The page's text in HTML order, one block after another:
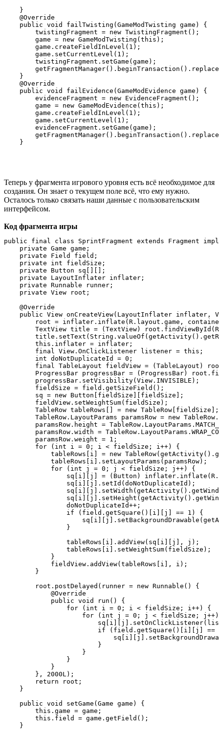
    }
    @Override
    public void failTwisting(GameModTwisting game) {
        twistingFragment = new TwistingFragment();
        game = new GameModTwisting(this);
        game.createFieldInLevel(1);
        game.setCurrentLevel(1);
        twistingFragment.setGame(game);
    }
    @Override
    public void failEvidence(GameModEvidence game) {
        evidenceFragment = new EvidenceFragment();
        game = new GameModEvidence(this);
        game.createFieldInLevel(1);
        game.setCurrentLevel(1);
        evidenceFragment.setGame(game);
Теперь у фрагмента игрового уровня есть всё необходимое для
создания. Он знает о текущем поле всё, что ему нужно.
Осталось только связать наши данные с пользовательским
интерфейсом.
Код фрагмента игры
public final class SprintFragment extends Fragment
    private Game game;
    private Field field;
    private int fieldSize;
    private Button sq[][];
    private LayoutInflater inflater;
    private Runnable runner;
    private View root;
    @Override
public View onCreateView(LayoutInflater inflater,
root = inflater.inflate(R.layout.game,
TextView title = (TextView)
        this.inflater = inflater;
        final View.OnClickListener listener = this;
        int doNotDuplicateId = 0;
final TableLayout fieldView = (TableLayout)
ProgressBar progressBar = (ProgressBar)
        progressBar.setVisibility(View.INVISIBLE);
        fieldSize = field.getSizeField();
        sq = new Button[fieldSize][fieldSize];
        fieldView.setWeightSum(fieldSize);
        TableRow tableRows[] = new TableRow[fieldSize];
TableRow.LayoutParams paramsRow = new
paramsRow.height =
paramsRow.width =
        paramsRow.weight = 1;
        for (int i = 0; i < fieldSize; i++) {
tableRows[i] = new
            tableRows[i].setLayoutParams(paramsRow);
            for (int j = 0; j < fieldSize; j++) {
sq[i][j] = (Button)
                sq[i][j].setId(doNotDuplicateId);
                doNotDuplicateId++;
                if (field.getSquare()[i][j] == 1) {
                }
                tableRows[i].addView(sq[i][j], j);
                tableRows[i].setWeightSum(fieldSize);
            }
            fieldView.addView(tableRows[i], i);
        }
        root.postDelayed(runner = new Runnable() {
            @Override
            public void run() {
                for (int i = 0; i < fieldSize; i++) {
for (int j = 0; j < fieldSize;
if (field.getSquare()[i][j] ==
                        }
                    }
                }
            }
        }, 2000L);
        return root;
    }
    public void setGame(Game game) {
        this.game = game;
        this.field = game.getField();
    }